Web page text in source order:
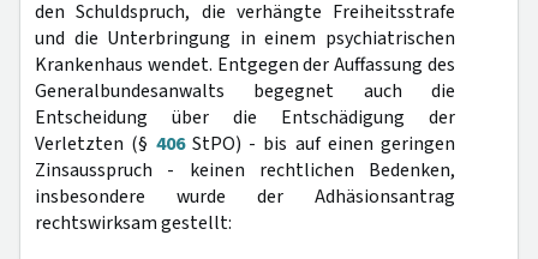
den Schuldspruch, die verhängte Freiheitsstrafe
und die Unterbringung in einem psychiatrischen
Krankenhaus wendet. Entgegen der Auffassung des
Generalbundesanwalts begegnet auch die
Entscheidung über die Entschädigung der
Verletzten (§ 406StPO) - bis auf einen geringen
Zinsausspruch - keinen rechtlichen Bedenken,
insbesondere wurde der Adhäsionsantrag
rechtswirksam gestellt: